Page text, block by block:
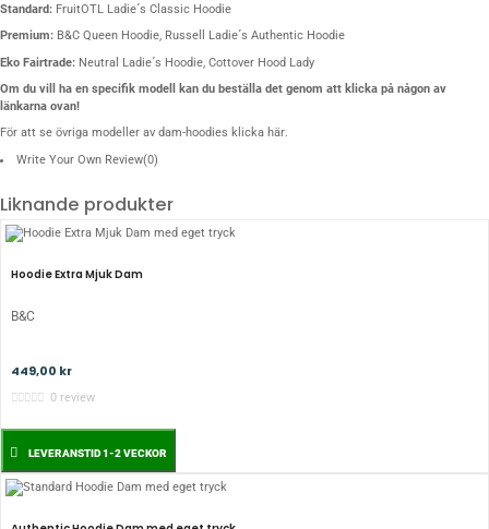
Standard: FruitOTL Ladie´s Classic Hoodie
Premium: B&C Queen Hoodie, Russell Ladie´s Authentic Hoodie
Eko Fairtrade: Neutral Ladie´s Hoodie Cottover Hood Lady
Om du vill ha en specifik modell kan du beställa det genom att klicka på någon av
länkarna ovan!
För att se övriga modeller av dam-hoodies klicka här.
Write Your Own Review(0)
Liknande produkter
Hoodie Extra Mjuk Dam
B&C
449,00 kr
0 review
LEVERANSTID 1-2 VECKOR